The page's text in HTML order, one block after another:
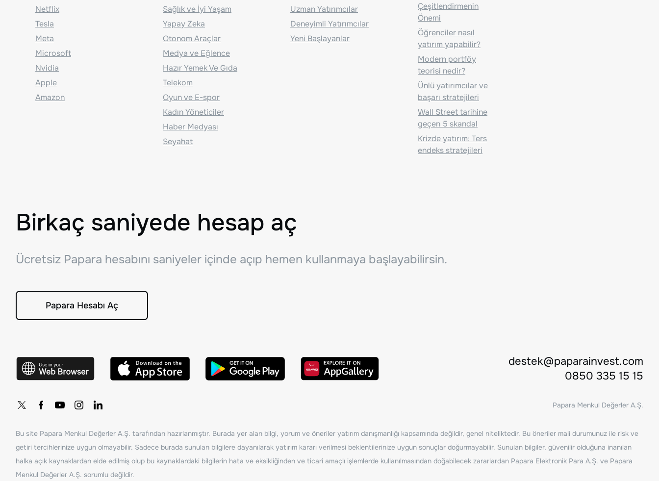
Netflix
Tesla
Meta
Microsoft
Nvidia
Apple
Amazon
Sağlık ve İyi Yaşam
Yapay Zeka
Otonom Araçlar
Medya ve Eğlence
Hazır Yemek Ve Gıda
Telekom
Oyun ve E-spor
Kadın Yöneticiler
Haber Medyası
Seyahat
Uzman Yatırımcılar
Deneyimli Yatırımcılar
Yeni Başlayanlar
Çeşitlendirmenin
Önemi
Öğrenciler nasıl
yatırım yapabilir?
Modern portföy
teorisi nedir?
Ünlü yatırımcılar ve
başarı stratejileri
Wall Street tarihine
geçen 5 skandal
Krizde yatırım: Ters
endeks stratejileri
Birkaç saniyede hesap aç
Ücretsiz Papara hesabını saniyeler içinde açıp hemen kullanmaya başlayabilirsin.
Papara Hesabı Aç
destek@paparainvest.com
0850 335 15 15
Papara Menkul Değerler A.Ş.
Bu site Papara Menkul Değerler A.Ş. tarafından hazırlanmıştır. Burada yer alan bilgi, yorum ve öneriler yatırım danışmanlığı kapsamında değildir, genel niteliktedir. Bu öneriler mali durumunuz ile risk ve
getiri tercihlerinize uygun olmayabilir. Sadece burada sunulan bilgilere dayanılarak yatırım kararı verilmesi beklentilerinize uygun sonuçlar doğurmayabilir. Sunulan bilgiler, güvenilir olduğuna inanılan
halka açık kaynaklardan elde edilmiş olup bu kaynaklardaki bilgilerin hata ve eksikliğinden ve ticari amaçlı işlemlerde kullanılmasından doğabilecek zararlardan Papara Elektronik Para A.Ş. ve Papara
Menkul Değerler A.Ş. sorumlu değildir.